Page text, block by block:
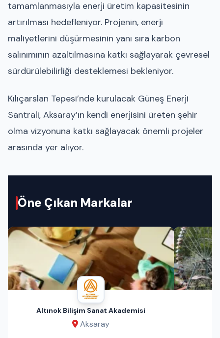
tamamlanmasıyla enerji üretim kapasitesinin
artırılması hedefleniyor. Projenin, enerji
maliyetlerini düşürmesinin yanı sıra karbon
salınımının azaltılmasına katkı sağlayarak çevresel
sürdürülebilirliği desteklemesi bekleniyor.
Kılıçarslan Tepesi’nde kurulacak Güneş Enerji
Santrali, Aksaray’ın kendi enerjisini üreten şehir
olma vizyonuna katkı sağlayacak önemli projeler
arasında yer alıyor.
Öne Çıkan Markalar
Altınok Bilişim Sanat Akademisi
Aksaray